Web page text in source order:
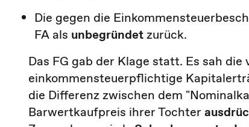
Die gegen die
FA als unbegründetzurück.
Das FG gab der Klage statt. Es sah
einkommensteuerpflichtige
die Differenz zwischen dem
Barwertkaufpreis ihrer Tochter